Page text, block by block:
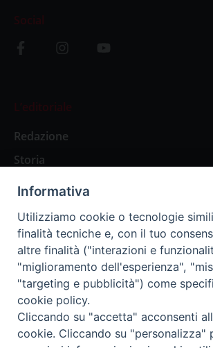
Social
L’editoriale
Redazione
Storia
Abbonamenti
Abbonamento Annuale Digitale
Abbonamento Annuale Cartaceo
Abbonamento Singola Copia Digitale
Informativa
Utilizziamo cookie o tecnologie
finalità tecniche e, con il tuo
altre finalità ("interazioni e
"miglioramento dell'esperienza",
"targeting e pubblicità") come
cookie policy.
Cliccando su "accetta" acconsenti
cookie. Cliccando su "personalizza"